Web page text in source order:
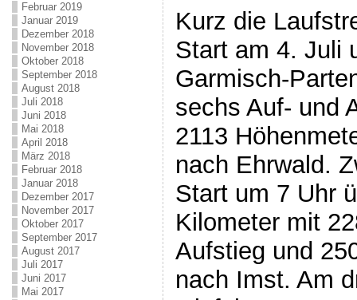
Februar 2019
Januar 2019
Dezember 2018
November 2018
Oktober 2018
September 2018
August 2018
Juli 2018
Juni 2018
Mai 2018
April 2018
März 2018
Februar 2018
Januar 2018
Dezember 2017
November 2017
Oktober 2017
September 2017
August 2017
Juli 2017
Juni 2017
Mai 2017
Kurz die
Start am 4. Juli
Garmisch-
sechs Auf- und
2113
nach Ehrwald.
Start um 7 Uhr
Kilometer mit
Aufstieg und
nach Imst. Am